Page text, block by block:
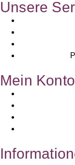
Unsere
Mein Konto